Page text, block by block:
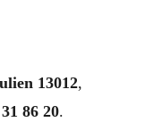
13012,
86 20.